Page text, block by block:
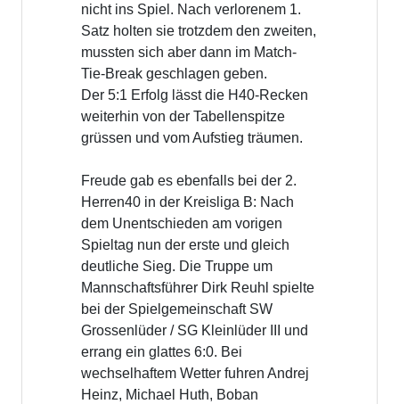
nicht ins Spiel. Nach verlorenem 1.
Satz holten sie trotzdem den zweiten,
mussten sich aber dann im Match-
Tie-Break geschlagen geben.
Der 5:1 Erfolg lässt die H40-Recken
weiterhin von der Tabellenspitze
grüssen und vom Aufstieg träumen.
Freude gab es ebenfalls bei der 2.
Herren40 in der Kreisliga B: Nach
dem Unentschieden am vorigen
Spieltag nun der erste und gleich
deutliche Sieg. Die Truppe um
Mannschaftsführer Dirk Reuhl spielte
bei der Spielgemeinschaft SW
Grossenlüder / SG Kleinlüder III und
errang ein glattes 6:0. Bei
wechselhaftem Wetter fuhren Andrej
Heinz, Michael Huth, Boban